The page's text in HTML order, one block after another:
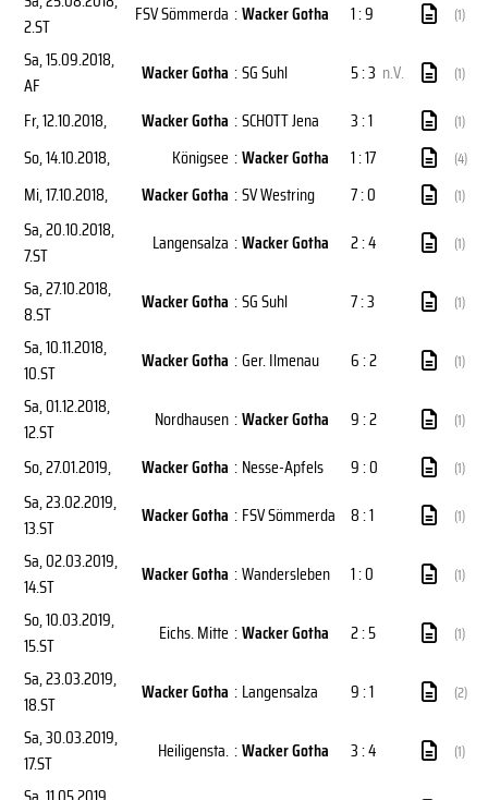
2.ST
FSV Sömmerda :Wacker Gotha 1 : 9 (1)
Sa, 15.09.2018,
AF
Wacker Gotha :SG Suhl 5 : 3 n.V. (1)
Fr, 12.10.2018, Wacker Gotha :SCHOTT Jena 3 : 1 (1)
So, 14.10.2018, Königsee :Wacker Gotha 1 : 17 (4)
Mi, 17.10.2018, Wacker Gotha :SV Westring 7 : 0 (1)
Sa, 20.10.2018,
7.ST
Langensalza :Wacker Gotha 2 : 4 (1)
Sa, 27.10.2018,
8.ST
Wacker Gotha :SG Suhl 7 : 3 (1)
Sa, 10.11.2018,
10.ST
Wacker Gotha :Ger. Ilmenau 6 : 2 (1)
Sa, 01.12.2018,
12.ST
Nordhausen :Wacker Gotha 9 : 2 (1)
So, 27.01.2019, Wacker Gotha : Nesse-Apfels 9 : 0 (1)
Sa, 23.02.2019,
13.ST
Wacker Gotha : FSV Sömmerda 8 : 1 (1)
Sa, 02.03.2019,
14.ST
Wacker Gotha :Wandersleben 1 : 0 (1)
So, 10.03.2019,
15.ST
Eichs. Mitte :Wacker Gotha 2 : 5 (1)
Sa, 23.03.2019,
18.ST
Wacker Gotha : Langensalza 9 : 1 (2)
Sa, 30.03.2019,
17.ST
Heiligensta. :Wacker Gotha 3 : 4 (1)